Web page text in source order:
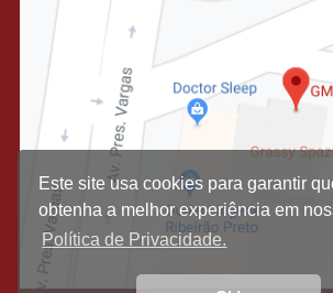
Este site usa cookies para garantir
obtenha a melhor experiência em
Política de Privacidade.